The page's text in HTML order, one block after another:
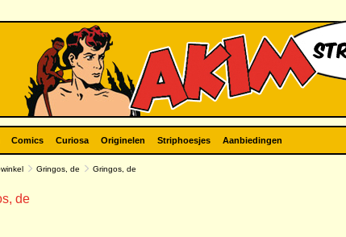
Comics Curiosa Originelen Striphoesjes Aanbiedingen
Gringos, de Gringos, de
de